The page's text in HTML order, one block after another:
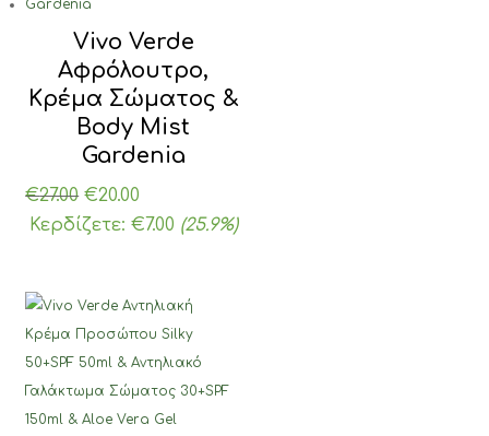
Vivo Verde
Αφρόλουτρο,
Κρέμα Σώματος &
Body Mist
Gardenia
€27.00 Original
price
€20.00
τρέχουσα
€20.00.
Κερδίζετε: €7.00 (25.9%)